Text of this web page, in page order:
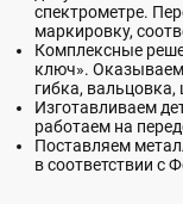
спектрометре.
маркировку,
Комплексные
ключ». Оказываем
гибка,
Изготавливаем
работаем на
Поставляем
в соответствии